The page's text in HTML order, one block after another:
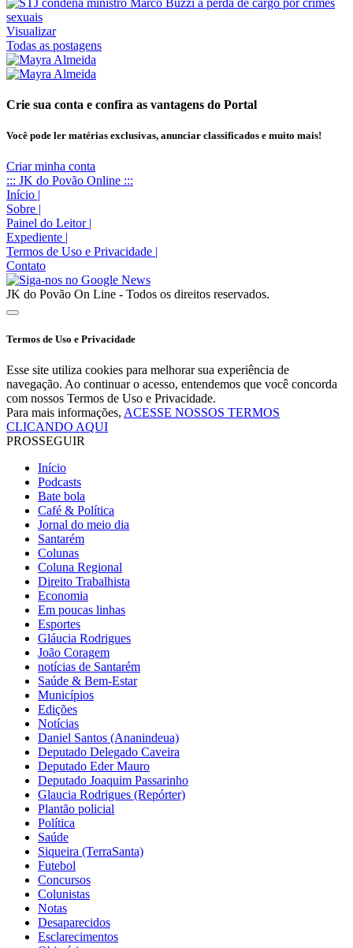
Visualizar
Todas as postagens
Crie sua conta e confira as vantagens do Portal
Você pode ler matérias exclusivas, anunciar classificados e muito mais!
Criar minha conta
::: JK do Povão Online :::
Início |
Sobre |
Painel do Leitor |
Expediente |
Termos de Uso e Privacidade |
Contato
JK do Povão On Line - Todos os direitos reservados.
Termos de Uso e Privacidade
Esse site utiliza cookies para melhorar sua experiência de
navegação. Ao continuar o acesso, entendemos que você concorda
com nossos Termos de Uso e Privacidade.
Para mais informações, ACESSE NOSSOS TERMOS
CLICANDO AQUI
PROSSEGUIR
Início
Podcasts
Bate bola
Café & Política
Jornal do meio dia
Santarém
Colunas
Coluna Regional
Direito Trabalhista
Economia
Em poucas linhas
Esportes
Gláucia Rodrigues
João Coragem
notícias de Santarém
Saúde & Bem-Estar
Municípios
Edições
Notícias
Daniel Santos (Ananindeua)
Deputado Delegado Caveira
Deputado Eder Mauro
Deputado Joaquim Passarinho
Glaucia Rodrigues (Repórter)
Plantão policial
Política
Saúde
Siqueira (TerraSanta)
Futebol
Concursos
Colunistas
Notas
Desaparecidos
Esclarecimentos